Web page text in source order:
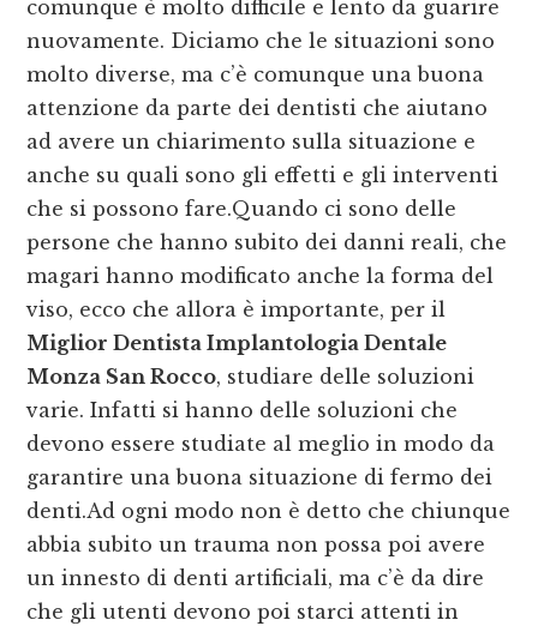
comunque è molto difficile e lento da guarire
nuovamente. Diciamo che le situazioni sono
molto diverse, ma c’è comunque una buona
attenzione da parte dei dentisti che aiutano
ad avere un chiarimento sulla situazione e
anche su quali sono gli effetti e gli interventi
che si possono fare.Quando ci sono delle
persone che hanno subito dei danni reali, che
magari hanno modificato anche la forma del
viso, ecco che allora è importante, per il
Miglior Dentista Implantologia Dentale
Monza San Rocco, studiare delle soluzioni
varie. Infatti si hanno delle soluzioni che
devono essere studiate al meglio in modo da
garantire una buona situazione di fermo dei
denti.Ad ogni modo non è detto che chiunque
abbia subito un trauma non possa poi avere
un innesto di denti artificiali, ma c’è da dire
che gli utenti devono poi starci attenti in